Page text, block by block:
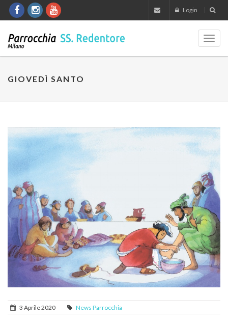
Login
GIOVEDÌ SANTO
3 Aprile 2020 News Parrocchia